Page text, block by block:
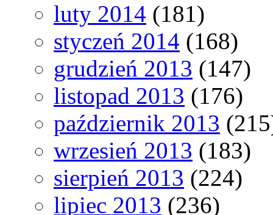
luty 2014 (181)
styczeń 2014 (168)
grudzień 2013 (147)
listopad 2013 (176)
październik 2013
wrzesień 2013 (183)
sierpień 2013 (224)
lipiec 2013 (236)